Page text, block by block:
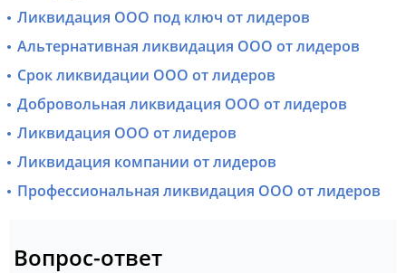
Ликвидация ООО под ключ от лидеров
Альтернативная ликвидация ООО от лидеров
Срок ликвидации ООО от лидеров
Добровольная ликвидация ООО от лидеров
Ликвидация ООО от лидеров
Ликвидация компании от лидеров
Профессиональная ликвидация ООО от лидеров
Вопрос-ответ